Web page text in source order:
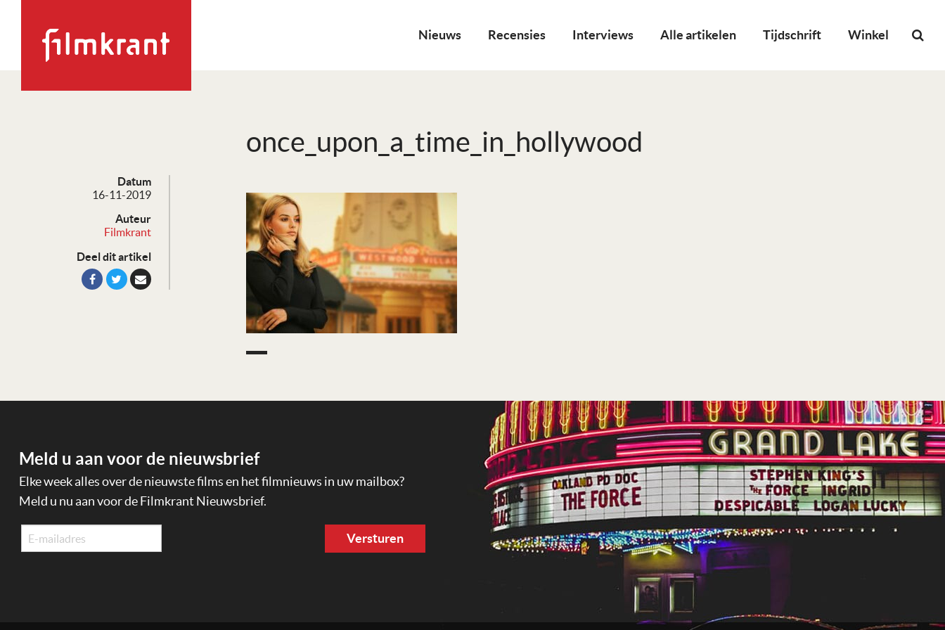
Nieuws Recensies Interviews Alle artikelen Tijdschrift Winkel
once_upon_a_time_in_hollywood
Datum
16-11-2019
Auteur
Filmkrant
Deel dit artikel
Meld u aan voor de nieuwsbrief
Elke week alles over de nieuwste films en het filmnieuws in uw mailbox?
Meld u nu aan voor de Filmkrant Nieuwsbrief.